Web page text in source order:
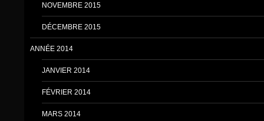
NOVEMBRE 2015
DÉCEMBRE 2015
ANNÉE 2014
JANVIER 2014
FÉVRIER 2014
MARS 2014